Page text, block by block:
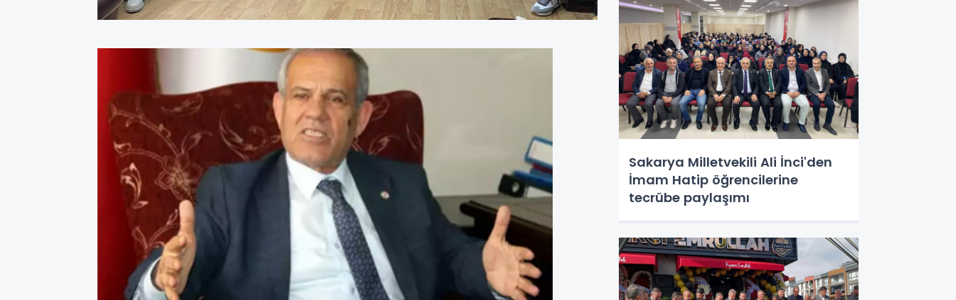
Sakarya Milletvekili Ali İnci'den
İmam Hatip öğrencilerine
tecrübe paylaşımı